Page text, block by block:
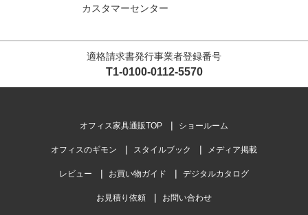
カスタマーセンター
適格請求書発行事業者登録番号
T1-0100-0112-5570
オフィス家具通販TOP ショールーム
オフィスのギモン スタイルブック メディア掲載
レビュー お買い物ガイド デジタルカタログ
お見積り依頼 お問い合わせ